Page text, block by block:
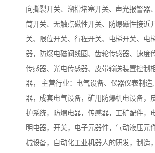
向撕裂开关、溜槽堵塞开关、声光报警器
筒开关、无触点磁性开关、防爆磁性接近
关、限位开关、行程开关、电梯开关、电
器，防爆电磁阀线圈、齿轮传感器、速度
传感器、光电传感器、皮带输送装置控制
器， 主营行业：电气设备、仪器仪表制造
器，成套电气设备，矿用防爆机电设备，
护系统，防爆电器，传感器，工矿配件，
明电器，开关，电子元器件，气动液压元
械设备，自动化工业机器人的研发，制造